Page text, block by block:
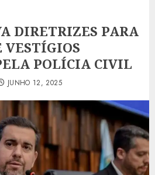
DIRETRIZES PARA
VESTÍGIOS
POLÍCIA CIVIL
JUNHO 12, 2025